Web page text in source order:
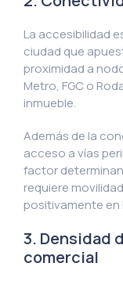
La accesibilidad
ciudad que
proximidad a
Metro, FGC o
inmueble.
Además de la
acceso a vías
factor
requiere
positivamente
3. Densidad
comercial